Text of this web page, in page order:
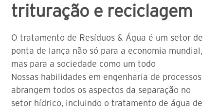
trituração e reciclagem
O tratamento de Resíduos & Água é um setor de
ponta de lança não só para a economia mundial,
mas para a sociedade como um todo
Nossas habilidades em engenharia de processos
abrangem todos os aspectos da separação no
setor hídrico, incluindo o tratamento de água de